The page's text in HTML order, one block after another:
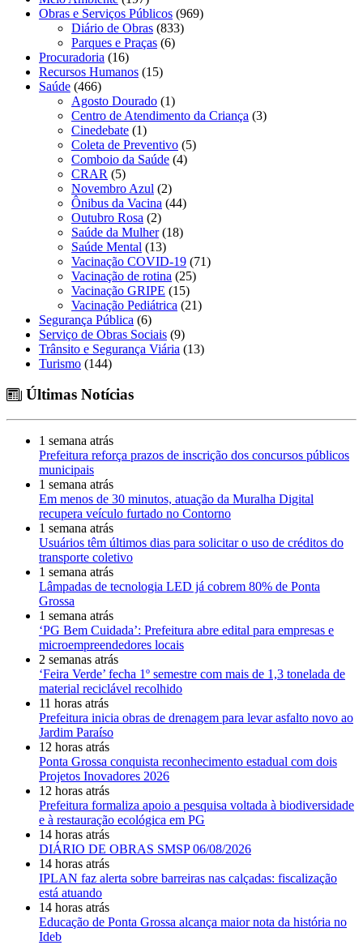
Obras e Serviços Públicos (969)
Diário de Obras (833)
Parques e Praças (6)
Procuradoria (16)
Recursos Humanos (15)
Saúde (466)
Agosto Dourado (1)
Centro de Atendimento da Criança (3)
Cinedebate (1)
Coleta de Preventivo (5)
Comboio da Saúde (4)
CRAR (5)
Novembro Azul (2)
Ônibus da Vacina (44)
Outubro Rosa (2)
Saúde da Mulher(18)
Saúde Mental (13)
Vacinação COVID-19 (71)
Vacinação de rotina (25)
Vacinação GRIPE (15)
Vacinação Pediátrica (21)
Segurança Pública (6)
Serviço de Obras Sociais (9)
Trânsito e Segurança Viária (13)
Turismo (144)
Últimas Notícias
1 semana atrás
Prefeitura reforça prazos de inscrição dos concursos públicos
municipais
1 semana atrás
Em menos de 30 minutos, atuação da Muralha Digital
recupera veículo furtado no Contorno
1 semana atrás
Usuários têm últimos dias para solicitar o uso de créditos do
transporte coletivo
1 semana atrás
Lâmpadas de tecnologia LED já cobrem 80% de Ponta
Grossa
1 semana atrás
‘PG Bem Cuidada’: Prefeitura abre edital para empresas e
microempreendedores locais
2 semanas atrás
‘Feira Verde’ fecha 1º semestre com mais de 1,3 tonelada de
material reciclável recolhido
11 horas atrás
Prefeitura inicia obras de drenagem para levar asfalto novo ao
Jardim Paraíso
12 horas atrás
Ponta Grossa conquista reconhecimento estadual com dois
Projetos Inovadores 2026
12 horas atrás
Prefeitura formaliza apoio a pesquisa voltada à biodiversidade
e à restauração ecológica em PG
14 horas atrás
DIÁRIO DE OBRAS SMSP 06/08/2026
14 horas atrás
IPLAN faz alerta sobre barreiras nas calçadas: fiscalização
está atuando
14 horas atrás
Educação de Ponta Grossa alcança maior nota da história no
Ideb